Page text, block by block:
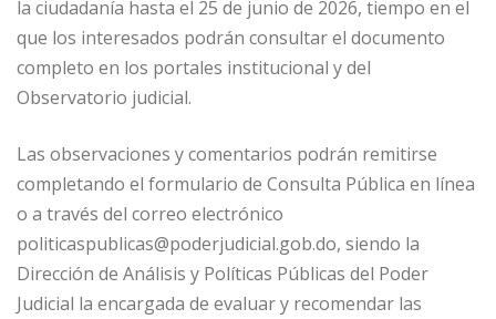
la ciudadanía hasta el 25 de junio de 2026, tiempo en el
que los interesados podrán consultar el documento
completo en los portales institucional y del
Observatorio judicial.
Las observaciones y comentarios podrán remitirse
completando el formulario de Consulta Pública en línea
o a través del correo electrónico
politicaspublicas@poderjudicial.gob.do, siendo la
Dirección de Análisis y Políticas Públicas del Poder
Judicial la encargada de evaluar y recomendar las